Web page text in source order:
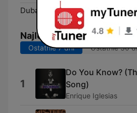
Dubai:
Online
Najlepsze piosenki
Ostatnie 7 dni Ostatnie 30
1
Do You Know?
Song)
Enrique Iglesias